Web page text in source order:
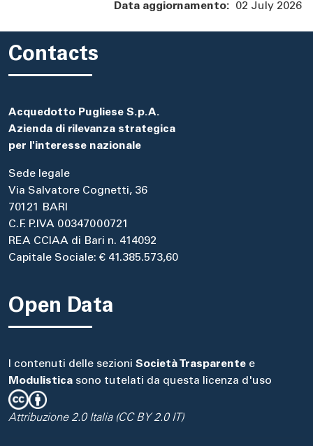
Data aggiornamento: 02 July 2026
Contacts
Acquedotto Pugliese S.p.A.
Azienda di rilevanza strategica
per l'interesse nazionale
Sede legale
Via Salvatore Cognetti, 36
70121 BARI
C.F. P.IVA 00347000721
REA CCIAA di Bari n. 414092
Capitale Sociale: € 41.385.573,60
Open Data
I contenuti delle sezioni Società Trasparente e
Modulistica sono tutelati da questa licenza d'uso
Attribuzione 2.0 Italia (CC BY 2.0 IT)